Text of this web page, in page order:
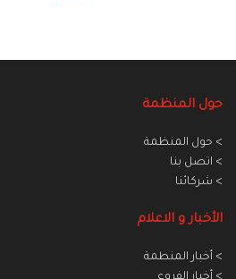
حول المنظمة
> حول المنظمة
> اتصل بنا
> شركائنا
الأخبار و الاعلام
> أخبار المنطمة